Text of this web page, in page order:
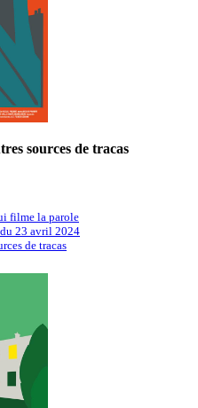
sources de tracas
filme la parole
23 avril 2024
de tracas